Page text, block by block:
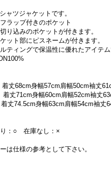
ャツジャケットです。
ラップ付きのポケット
り込みのポケットが付きます。
ット部にピスネームが付きます。
ティングで保温性に優れたアイテム
68cm身幅57cm肩幅50cm袖丈
丈71cm身幅60cm肩幅52cm袖丈
74.5cm身幅63cm肩幅54cm袖丈
：○ 在庫なし：×
は仕様の参考として下さい。